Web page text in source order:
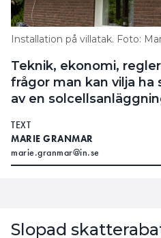
Installation på villatak. Foto:
Teknik, ekonomi,
frågor man kan vilja ha
av en
TEXT
MARIE GRANMAR
marie.granmar@in.se
Slopad